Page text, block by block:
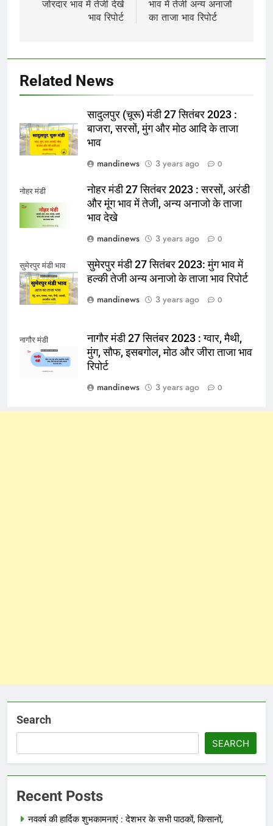
जोरदार भाव में तेजी देखे
भाव रिपोर्ट
भाव में तेजी अन्य अनाजो
का ताजा भाव रिपोर्ट
Related News
सादुलपुर (चूरू) मंडी 27 सितंबर 2023 :
बाजरा, सरसों, मुंग और मोठ आदि के ताजा
भाव
mandinews
3 years ago 0
नोहर मंडी
नोहर मंडी 27 सितंबर 2023 : सरसों, अरंडी
और मूंग भाव में तेजी, अन्य अनाजो के ताजा
भाव देखे
mandinews
3 years ago 0
सुमेरपुर मंडी भाव
सुमेरपुर मंडी 27 सितंबर 2023: मुंग भाव में
हल्की तेजी अन्य अनाजो के ताजा भाव रिपोर्ट
mandinews
3 years ago 0
नागौर मंडी
नागौर मंडी 27 सितंबर 2023 : ग्वार, मैथी,
मुंग, सौफ, इसबगोल, मोठ और जीरा ताजा भाव
रिपोर्ट
mandinews
3 years ago 0
Search
SEARCH
Recent Posts
नववर्ष की हार्दिक शुभकामनाएं : देशभर के सभी पाठकों, किसानों,